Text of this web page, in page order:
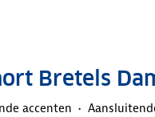
Bretels
accenten